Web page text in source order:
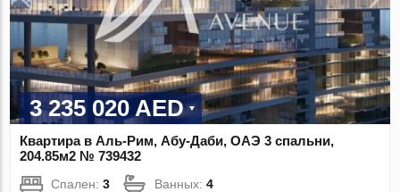
3 235 020 AED
Квартира в Аль-Рим, Абу-Даби, ОАЭ 3 спальни,
204.85м2 № 739432
Спален:3 Ванных:4